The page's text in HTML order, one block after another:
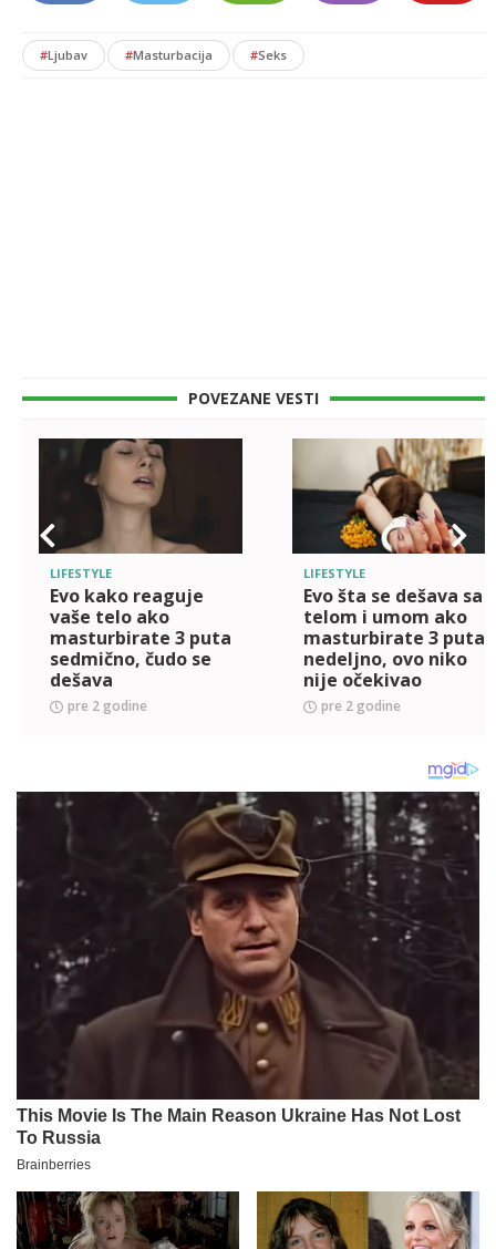
#Ljubav #Masturbacija #Seks
POVEZANE VESTI
LIFESTYLE
Evo kako reaguje
vaše telo ako
masturbirate 3 puta
sedmično, čudo se
dešava
pre 2 godine
LIFESTYLE
Evo šta se dešava sa
telom i umom ako
masturbirate 3 puta
nedeljno, ovo niko
nije očekivao
pre 2 godine